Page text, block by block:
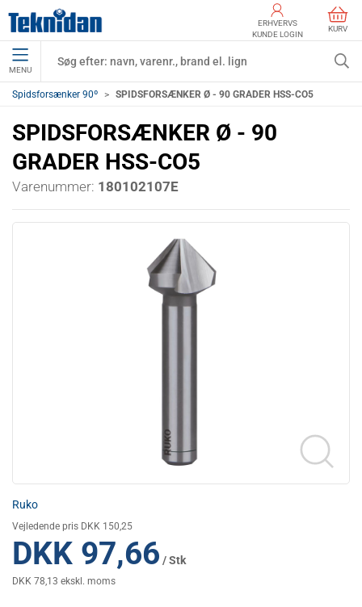
ERHVERVS
KUNDE LOGIN
KURV
MENU
Spidsforsænker 90º SPIDSFORSÆNKER Ø - 90 GRADER HSS-CO5
SPIDSFORSÆNKER Ø - 90
GRADER HSS-CO5
Varenummer: 180102107E
Ruko
Vejledende pris DKK 150,25
DKK 97,66 / Stk
DKK 78,13 ekskl. moms